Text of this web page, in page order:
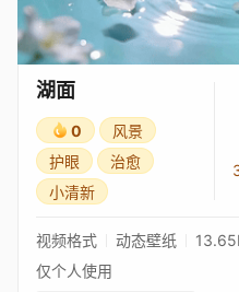
湖面
0
风景
护眼
治愈
小清新
视频格式 动态壁纸
仅个人使用